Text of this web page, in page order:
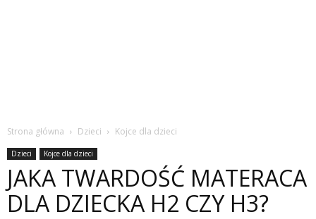
Strona główna Dzieci Kojce dla dzieci
Dzieci Kojce dla dzieci
JAKA TWARDOŚĆ MATERACA
DLA DZIECKA H2 CZY H3?